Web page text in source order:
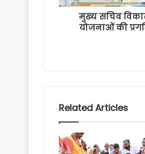
मुख्य सचिव
योजनाओं की
Related Articles